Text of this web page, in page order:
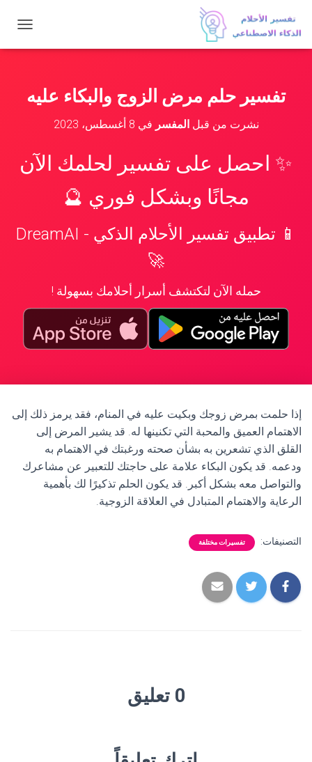
ب
ل
تفسير حلم مرض الزوج والبكاء عليه
نشرت من قبلالمفسر في 8 أغسطس، 2023
✨ احصل على تفسير لحلمك الآن
مجانًا وبشكل فوري 🔮
📱 تطبيق تفسير الأحلام الذكي - DreamAI
🚀
حمله الآن لتكتشف أسرار أحلامك بسهولة !
إذا حلمت بمرض زوجك وبكيت عليه في المنام، فقد يرمز ذلك إلى
الاهتمام العميق والمحبة التي تكنينها له. قد يشير المرض إلى
القلق الذي تشعرين به بشأن صحته ورغبتك في الاهتمام به
ودعمه. قد يكون البكاء علامة على حاجتك للتعبير عن مشاعرك
والتواصل معه بشكل أكبر. قد يكون الحلم تذكيرًا لك بأهمية
الرعاية والاهتمام المتبادل في العلاقة الزوجية.
التصنيفات: تفسيرات مختلفة
0 تعليق